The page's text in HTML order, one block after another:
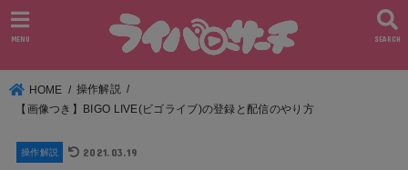
SEARCH
MENU
HOME
操作解説
【画像つき】BIGO LIVE(ビゴライブ)の登録と配信のやり方
操作解説 2021.03.19